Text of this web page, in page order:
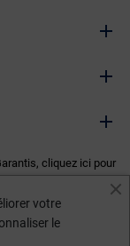
cliquez ici pour
votre
le